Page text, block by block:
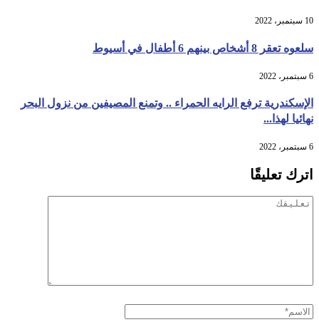
10 سبتمبر، 2022
سلعوه تعقر 8 أشخاص بينهم 6 أطفال في أسيوط
6 سبتمبر، 2022
الإسكندرية ترفع الرايه الحمراء .. وتمنع المصيفين من نزول البحر
نهائيا لهذا...
6 سبتمبر، 2022
اترك تعليقًا